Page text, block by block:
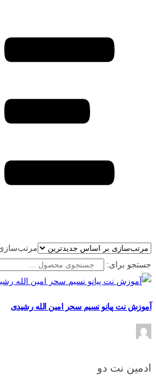
جستجو برای:
آموزش نت پیانو نسیم سحر امین الله رشیدی
ادمین نت دو